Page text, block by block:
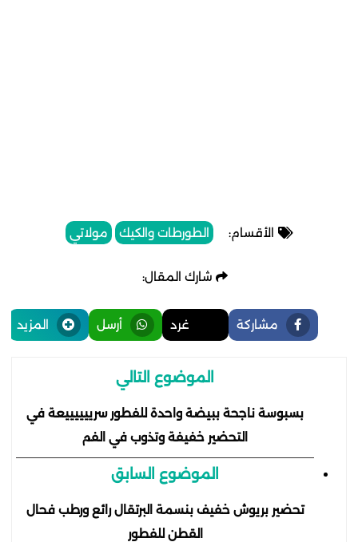
الأقسام: الطورطات والكيك مولاتي
شارك المقال:
مشاركة غرد أرسل المزيد
الموضوع التالي
بسبوسة ناجحة ببيضة واحدة للفطور سرييييييعة في
التحضير خفيفة وتذوب في الفم
الموضوع السابق
تحضير بريوش خفيف بنسمة البرتقال رائع ورطب فحال
القطن للفطور